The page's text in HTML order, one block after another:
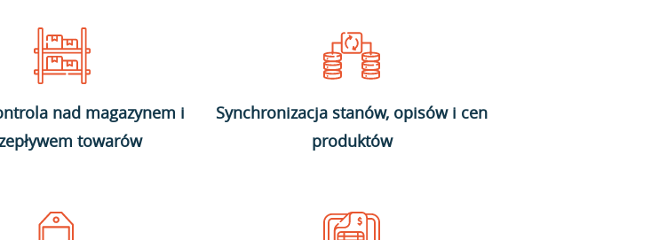
nad magazynem i
towarów
Synchronizacja stanów, opisów i cen
produktów